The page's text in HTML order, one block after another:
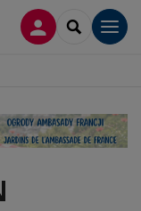
LOGOWANIE
SEARCH